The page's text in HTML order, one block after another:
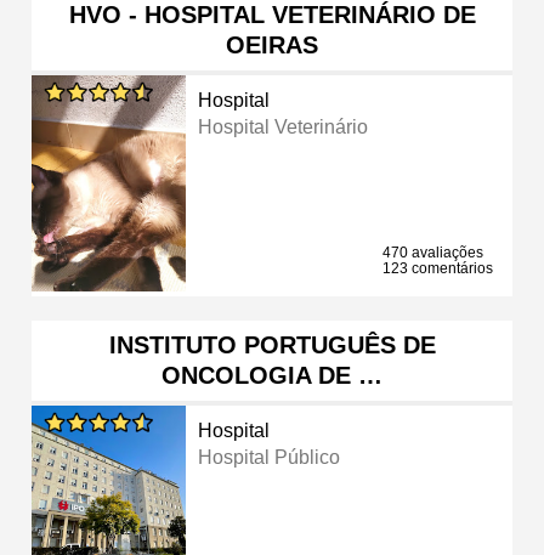
HVO - HOSPITAL VETERINÁRIO DE
OEIRAS
Hospital
Hospital Veterinário
470 avaliações
123 comentários
INSTITUTO PORTUGUÊS DE
ONCOLOGIA DE …
Hospital
Hospital Público